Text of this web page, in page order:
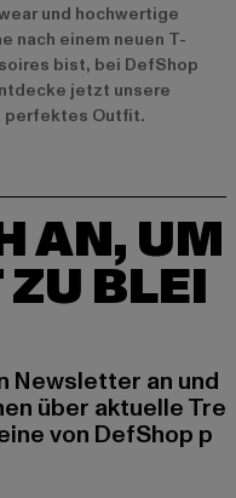
und hochwertige
nach einem neuen T-
bist, bei DefShop
jetzt unsere
perfektes Outfit.
AN, UM
BLEI
Newsletter an und
über aktuelle Tre
von DefShop p